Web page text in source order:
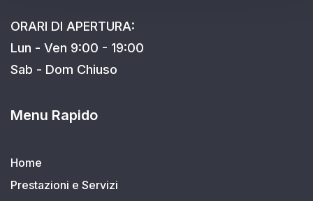
ORARI DI APERTURA:
Lun - Ven 9:00 - 19:00
Sab - Dom Chiuso
Menu Rapido
Home
Prestazioni e Servizi